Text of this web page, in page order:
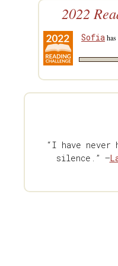
2022
Sofia
“I have never
silence.” —